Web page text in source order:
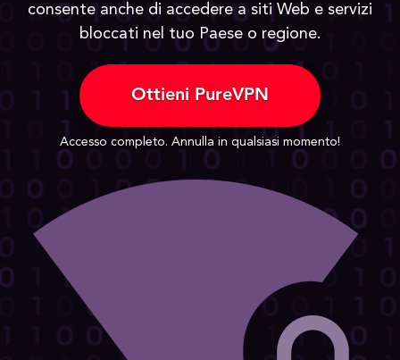
consente anche di accedere a siti Web e servizi
bloccati nel tuo Paese o regione.
Ottieni PureVPN
Accesso completo. Annulla in qualsiasi momento!